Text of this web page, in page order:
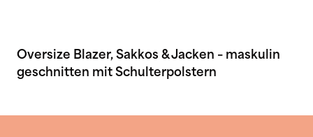
Oversize Blazer, Sakkos & Jacken – maskulin
geschnitten mit Schulterpolstern